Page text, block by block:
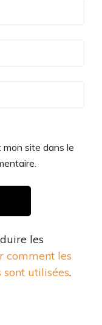
mon site dans le
les
comment les
utilisées.